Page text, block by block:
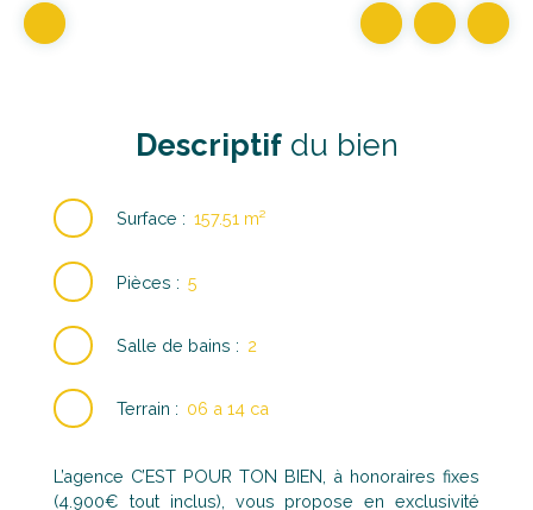
Descriptifdu bien
Surface : 157.51 m²
Pièces : 5
Salle de bains : 2
Terrain : 06 a 14 ca
L’agence C’EST POUR TON BIEN, à honoraires fixes
(4.900€ tout inclus), vous propose en exclusivité